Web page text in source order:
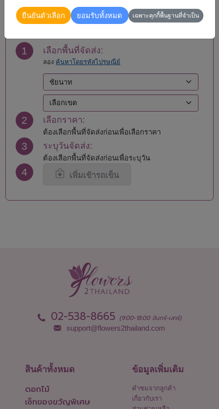
สั่งซื้อ
1 เลือกพื้นที่จัดส่ง:
ลอง ค้นหาโดยรหัสไปรษณีย์
2 เลือกราคา:
ต้องเลือกพื้นที่จัดส่งก่อนเพื่อเลือกราคา
3 ระบุวันจัดส่ง:
ต้องเลือกพื้นที่จัดส่งก่อนเพื่อระบุวัน
4 เพิ่มเข้ารถเข็น
02-538-8665 (9:00-18:00 จันทร์-เสาร์)
support@flowers2thailand.com
สินค้าทั้งหมด
ดอกไม้
เซ็ทของขวัญพิเศษ
ข้อมูลเพิ่มเติม
คำชมจากลูกค้า
เกี่ยวกับเรา
ยืนยันตัวเลือก ยอมรับทั้งหมด เฉพาะคุกกี้พื้นฐานที่จำเป็น